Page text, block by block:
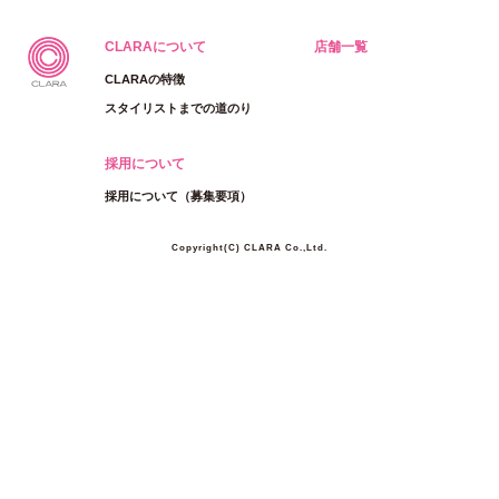
CLARAについて
CLARAの特徴
スタイリストまでの道のり
店舗一覧
採用について
採用について（募集要項）
Copyright(C) CLARA Co.,Ltd.